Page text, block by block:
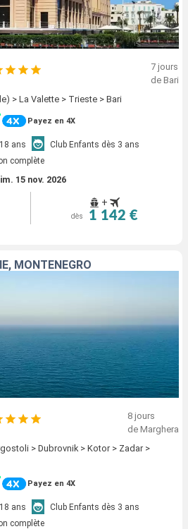
7 jours
de Bari
> La Valette > Trieste > Bari
Payez en 4X
ans
Club Enfants dès 3 ans
complète
15 nov. 2026
+
dès 1 142 €
MONTENEGRO
8 jours
de Marghera
> Dubrovnik > Kotor > Zadar >
Payez en 4X
ans
Club Enfants dès 3 ans
complète